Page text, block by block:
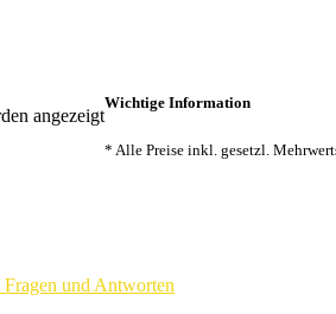
angezeigtNach
sortiert
Wichtige Information
* Alle Preise inkl. gesetzl.
und Antworten